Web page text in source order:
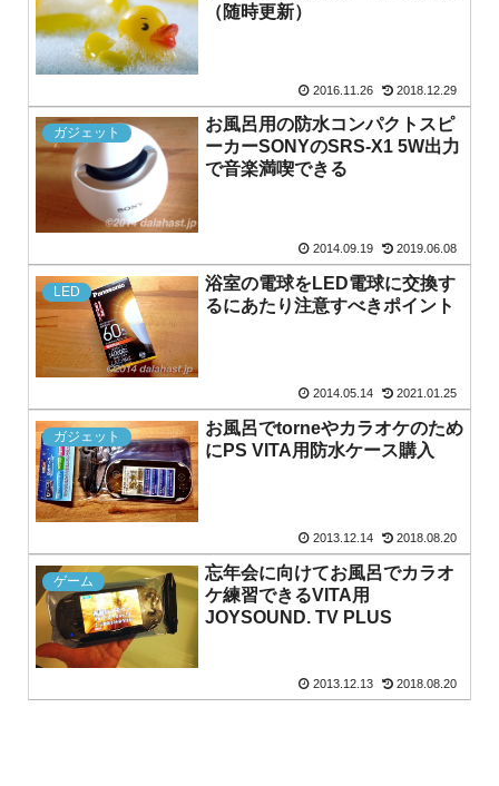
（随時更新）
2016.11.26 2018.12.29
ガジェット
お風呂用の防水コンパクトスピ
ーカーSONYのSRS-X1 5W出力
で音楽満喫できる
2014.09.19 2019.06.08
LED
浴室の電球をLED電球に交換す
るにあたり注意すべきポイント
2014.05.14 2021.01.25
ガジェット
お風呂でtorneやカラオケのため
にPS VITA用防水ケース購入
2013.12.14 2018.08.20
ゲーム
忘年会に向けてお風呂でカラオ
ケ練習できるVITA用
JOYSOUND. TV PLUS
2013.12.13 2018.08.20